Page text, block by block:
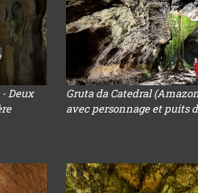
Deux
Gruta da Catedral
avec personnage et puits